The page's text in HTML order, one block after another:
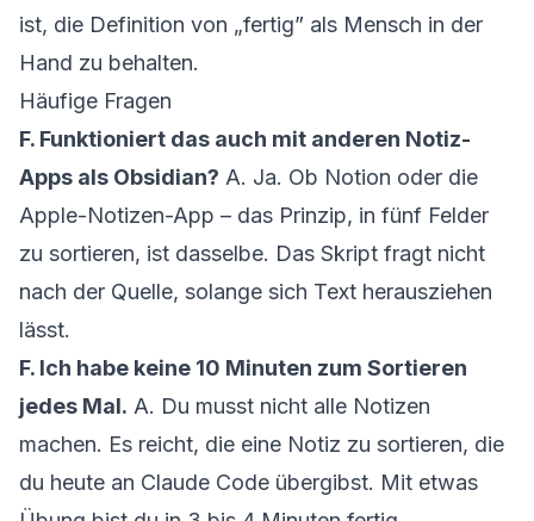
ist, die Definition von „fertig” als Mensch in der
Hand zu behalten.
Häufige Fragen
F. Funktioniert das auch mit anderen Notiz-
Apps als Obsidian? A. Ja. Ob Notion oder die
Apple-Notizen-App – das Prinzip, in fünf Felder
zu sortieren, ist dasselbe. Das Skript fragt nicht
nach der Quelle, solange sich Text herausziehen
lässt.
F. Ich habe keine 10 Minuten zum Sortieren
jedes Mal. A. Du musst nicht alle Notizen
machen. Es reicht, die eine Notiz zu sortieren, die
du heute an Claude Code übergibst. Mit etwas